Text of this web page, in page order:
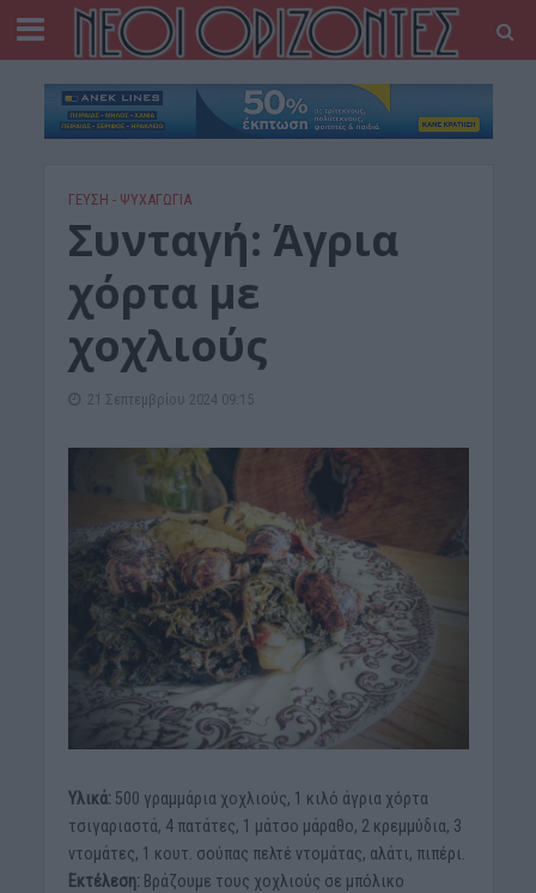
ΓΕΎΣΗ - ΨΥΧΑΓΩΓΊΑ
Συνταγή: Άγρια
χόρτα με
χοχλιούς
21 Σεπτεμβρίου 2024 09:15
Υλικά: 500 γραμμάρια χοχλιούς, 1 κιλό άγρια χόρτα
τσιγαριαστά, 4 πατάτες, 1 μάτσο μάραθο, 2 κρεμμύδια, 3
ντομάτες, 1 κουτ. σούπας πελτέ ντομάτας, αλάτι, πιπέρι.
Εκτέλεση: Βράζουμε τους χοχλιούς σε μπόλικο